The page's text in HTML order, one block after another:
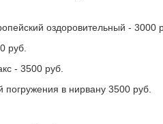
оздоровительный - 3000
руб.
- 3500 руб.
погружения в нирвану 3500 руб.